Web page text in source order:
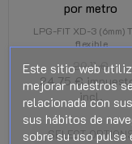
por metro
LPG-FIT XD-3 (6mm)
flexible
29,11 €
24,75 €
incl.
SELECT
Este sitio web
mejorar nuestros
relacionada con
sus hábitos de
sobre su uso pulse